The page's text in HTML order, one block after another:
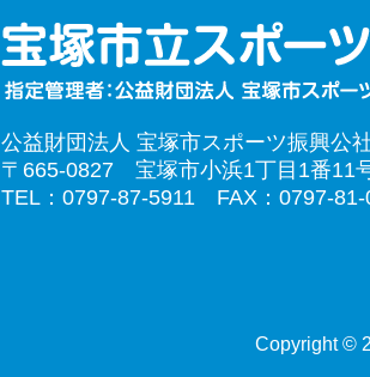
公益財団法人 宝塚市スポーツ振興公
〒665-0827 宝塚市小浜1丁目1番11
TEL：0797-87-5911 FAX：0797-81-
Copyright ©